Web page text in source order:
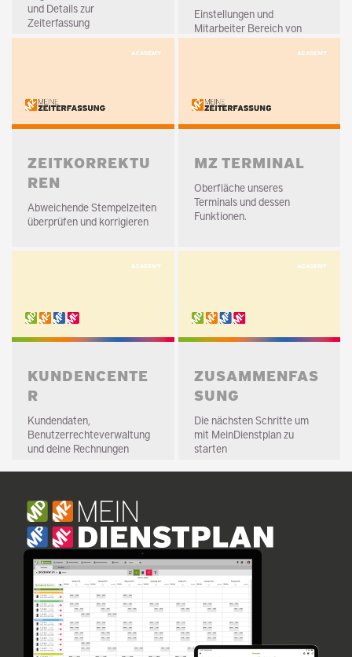
und Details zur
Zeiterfassung
ZEITKORREKTU
REN
Abweichende Stempelzeiten
überprüfen und korrigieren
KUNDENCENTE
R
Kundendaten,
Benutzerrechteverwaltung
und deine Rechnungen
Einstellungen und
Mitarbeiter Bereich von
MeineZeiterfassung.
MZ TERMINAL
Oberfläche unseres
Terminals und dessen
Funktionen.
ZUSAMMENFAS
SUNG
Die nächsten Schritte um
mit MeinDienstplan zu
starten